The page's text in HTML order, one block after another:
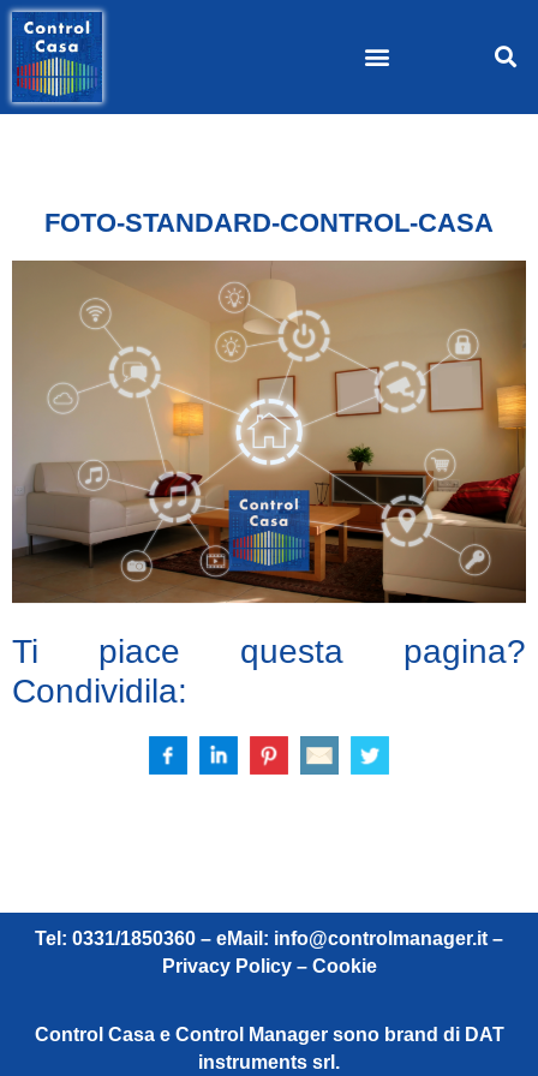
FOTO-STANDARD-CONTROL-CASA
Ti piace questa pagina?
Condividila:
Tel: 0331/1850360 – eMail: info@controlmanager.it –
Privacy Policy – Cookie
Control Casa e Control Manager sono brand di DAT
instruments srl.